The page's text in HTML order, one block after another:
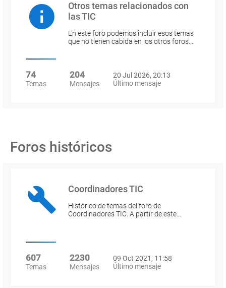
Otros temas relacionados con
las TIC
En este foro podemos incluir esos temas
que no tienen cabida en los otros foros…
74
Temas
204
Mensajes
20 Jul 2026, 20:13
Último mensaje
Foros históricos
Coordinadores TIC
Histórico de temas del foro de
Coordinadores TIC. A partir de este…
607
Temas
2230
Mensajes
09 Oct 2021, 11:58
Último mensaje